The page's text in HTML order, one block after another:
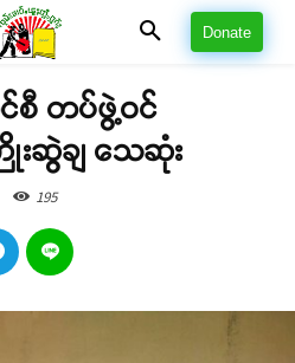
Donate
စီ တပ်ဖွဲ့ဝင်
းဆွဲချ သေဆုံး
195